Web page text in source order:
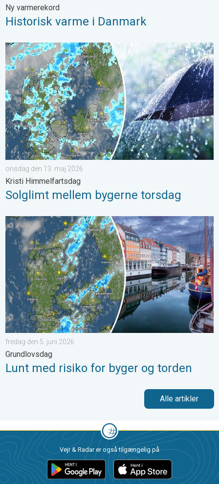
Ny varmerekord
Historisk varme i Danmark
Solglimt mellem bygerne torsdag. Kristi Himmelfartsdag. . .
onsdag den 13. maj 2026
Kristi Himmelfartsdag
Solglimt mellem bygerne torsdag
Lunt med risiko for byger og torden. Grundlovsdag. . . fredag
fredag den 5. juni 2026
Grundlovsdag
Lunt med risiko for byger og torden
Alle artikler
Vejr & Radar er også tilgængelig på